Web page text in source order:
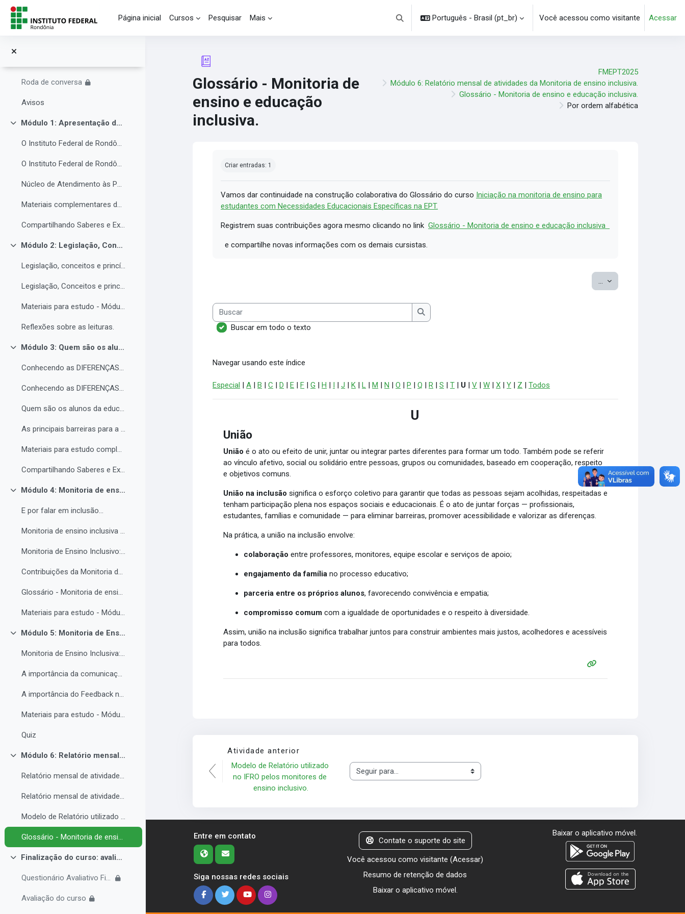
Ir para o conteúdo principal
Página inicial
Cursos Pesquisar Mais
Alternar entrada de pesquisa
Português - Brasil ‎(pt_br)‎ Você acessou como visitante Acessar
Inscreva-se no curso
Roda de conversa
Avisos
Contrair
Módulo 1: Apresentação da Instituição e do NAPNE.
O Instituto Federal de Rondônia - IFRO
O Instituto Federal de Rondônia - IFRO
Núcleo de Atendimento às Pessoas com Necessidades Educacionais Específicas (NAPNE)
Materiais complementares do Módulo 1
Compartilhando Saberes e Experiências.
Contrair
Módulo 2: Legislação, Conceitos e princípios da educação inclusiva.
Legislação, conceitos e princípios da educação inclusiva.
Legislação, Conceitos e princípios da educação inclusiva (parte 2)
Materiais para estudo - Módulo 2.
Reflexões sobre as leituras.
Contrair
Módulo 3: Quem são os alunos da educação inclusiva.
Conhecendo as DIFERENÇAS para promover a IGUALDADE com EQUIDADE.
Conhecendo as DIFERENÇAS para promover a IGUALDADE com EQUIDADE.
Quem são os alunos da educação inclusiva.
As principais barreiras para a inclusão.
Materiais para estudo complementar - Módulo 3.
Compartilhando Saberes e Experiências. 2
Contrair
Módulo 4: Monitoria de ensino inclusiva no processo formativo de estudantes com Necessidades Educacionais Específicas - NEE no contexto da Educação Profissional e Tecnológica.
E por falar em inclusão...
Monitoria de ensino inclusiva junto a estudante com Necessidades Educacionais Específicas - NEE no contexto da Educação Profissional e Tecnológica.
Monitoria de Ensino Inclusivo: Conceitos e Objetivos.
Contribuições da Monitoria de ensino inclusiva para o estudante com Necessidades Educacionais Específicas.
Glossário - Monitoria de ensino e educação inclusiva.
Materiais para estudo - Módulo 4.
Contrair
Módulo 5: Monitoria de Ensino Inclusiva, comunicação e feedback.
Monitoria de Ensino Inclusiva: comunicação e feedback.
A importância da comunicação entre o(a) monitor(a) e o estudantes PNE.
A importância do Feedback na monitoria de ensino inclusiva.
Materiais para estudo - Módulo 5.
Quiz
Contrair
Módulo 6: Relatório mensal de atividades da Monitoria de ensino inclusiva.
Relatório mensal de atividades da Monitoria de ensino inclusiva.
Relatório mensal de atividades da Monitoria de ensino inclusiva.
Modelo de Relatório utilizado no IFRO pelos monitores de ensino inclusivo.
Glossário - Monitoria de ensino e educação inclusiva.
Contrair
Finalização do curso: avaliações e certificado.
Questionário Avaliativo Final
Avaliação do curso
Glossário - Monitoria de
ensino e educação
inclusiva.
FMEPT2025
Módulo 6: Relatório mensal de atividades da Monitoria de ensino inclusiva.
Glossário - Monitoria de ensino e educação inclusiva.
Por ordem alfabética
Criar entradas: 1
Vamos dar continuidade na construção colaborativa do Glossário do curso Iniciação na monitoria de ensino para
estudantes com Necessidades Educacionais Específicas na EPT.
Registrem suas contribuições agora mesmo clicando no linkGlossário - Monitoria de ensino e educação inclusiva
e compartilhe novas informações com os demais cursistas.
... Exportar itens
Buscar
Buscar
Buscar em todo o texto
Navegar usando este índice
Especial |A |B |C |D |E |F |G |H | I |J |K |L |M |N |O |P |Q |R |S |T | U |V |W |X |Y | Z |Todos
U
União
União é o ato ou efeito de unir, juntar ou integrar partes diferentes para formar um todo. Também pode se referir
ao vínculo afetivo, social ou solidário entre pessoas, grupos ou comunidades, baseado em cooperação, respeito
e objetivos comuns.
União na inclusão significa o esforço coletivo para garantir que todas as pessoas sejam acolhidas, respeitadas e
tenham participação plena nos espaços sociais e educacionais. É o ato de juntar forças — profissionais,
estudantes, famílias e comunidade — para eliminar barreiras, promover acessibilidade e valorizar as diferenças.
Na prática, a união na inclusão envolve:
colaboração entre professores, monitores, equipe escolar e serviços de apoio;
engajamento da famíliano processo educativo;
parceria entre os próprios alunos, favorecendo convivência e empatia;
compromisso comumcom a igualdade de oportunidades e o respeito à diversidade.
Assim, união na inclusão significa trabalhar juntos para construir ambientes mais justos, acolhedores e acessíveis
para todos.
Atividade anterior
Modelo de Relatório utilizado
no IFRO pelos monitores de
ensino inclusivo.
Seguir para...
Entre em contato
Siga nossas redes sociais
Contate o suporte do site
Você acessou como visitante (Acessar)
Resumo de retenção de dados
Baixar o aplicativo móvel.
Baixar o aplicativo móvel.